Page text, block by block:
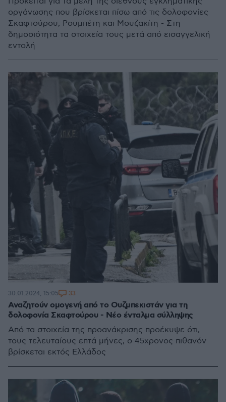
οργάνωσης που βρίσκεται πίσω από τις δολοφονίες
Σκαφτούρου, Ρουμπέτη και Μουζακίτη - Στη
δημοσιότητα τα στοιχεία τους μετά από εισαγγελική
εντολή
Αναζητούν ομογενή από το Ουζμπεκιστάν για τη
δολοφονία Σκαφτούρου - Νέο ένταλμα σύλληψης
Από τα στοιχεία της προανάκρισης προέκυψε ότι,
τους τελευταίους επτά μήνες, ο 45χρονος πιθανόν
βρίσκεται εκτός Ελλάδος
30.01.2024, 15:05 33